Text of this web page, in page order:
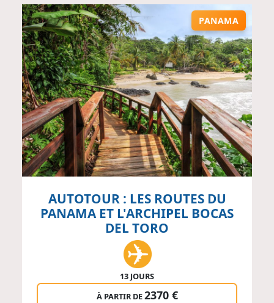
PANAMA
AUTOTOUR : LES ROUTES DU
PANAMA ET L'ARCHIPEL BOCAS
DEL TORO
13 JOURS
À PARTIR DE2370 €